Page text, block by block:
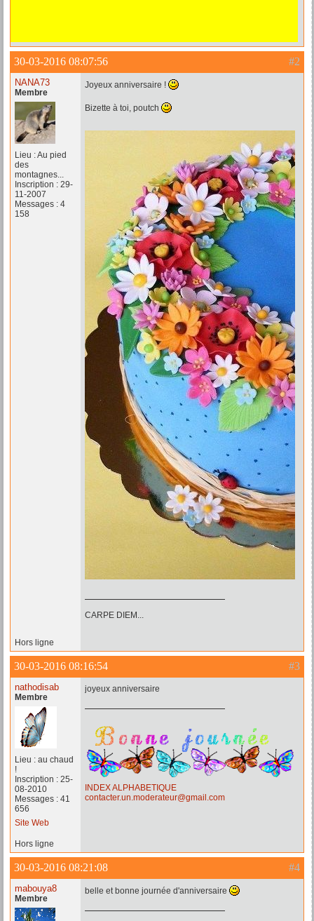
#2
30-03-2016 08:07:56
NANA73
Membre
Lieu : Au pied
des
montagnes...
Inscription : 29-
11-2007
Messages : 4
158
Joyeux anniversaire !
Bizette à toi, poutch
CARPE DIEM...
Hors ligne
#3
30-03-2016 08:16:54
nathodisab
Membre
Lieu : au chaud
!
Inscription : 25-
08-2010
Messages : 41
656
Site Web
joyeux anniversaire
INDEX ALPHABETIQUE
contacter.un.moderateur@gmail.com
Hors ligne
#4
30-03-2016 08:21:08
mabouya8
Membre
belle et bonne journée d'anniversaire